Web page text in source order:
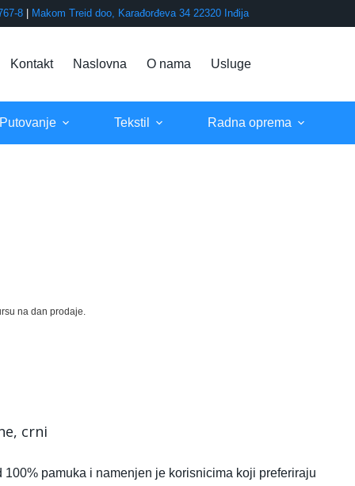
8| Makom Treid doo, Karađorđeva 34 22320 Inđija
Kontakt Naslovna O nama Usluge
Tekstil Radna oprema
na dan prodaje.
crni
pamuka i namenjen je korisnicima koji preferiraju